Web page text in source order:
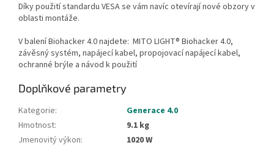
Díky použití standardu VESA se vám navíc otevírají nové obzory v
oblasti montáže.
V balení Biohacker 4.0 najdete: MITO LIGHT® Biohacker 4.0,
závěsný systém, napájecí kabel, propojovací napájecí kabel,
ochranné brýle a návod k použití
Doplňkové parametry
Kategorie:
Generace 4.0
Hmotnost:
9.1 kg
Jmenovitý výkon:
1020 W